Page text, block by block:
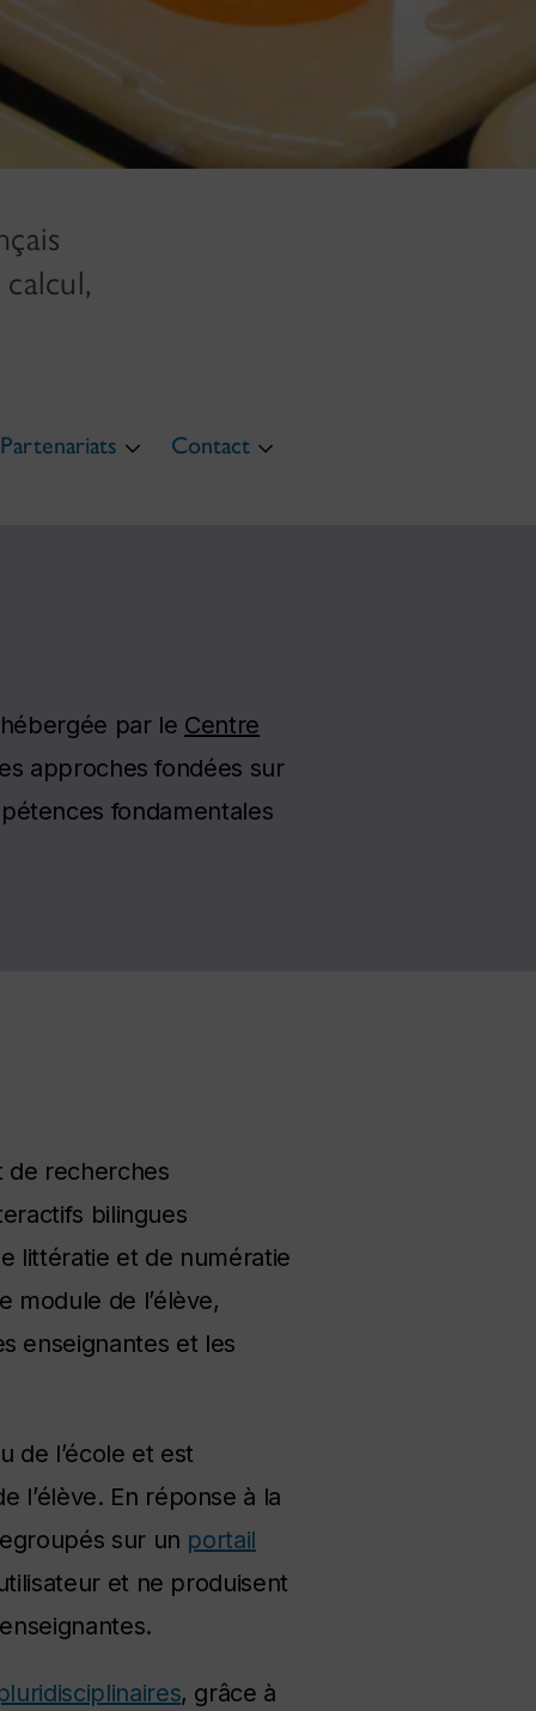
Partenariats Contact
par le Centre
approches fondées sur
fondamentales
de recherches
bilingues
littératie et de numératie
module de l’élève,
enseignantes et les
de l’école et est
l’élève. En réponse à la
sur un portail
et ne produisent
, grâce à